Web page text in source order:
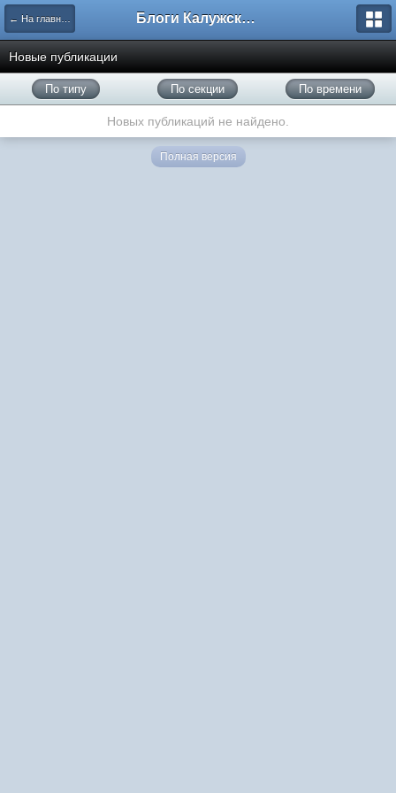
← На главную Блоги Калужского перекрестка
Новые публикации
По типу По секции По времени
Новых публикаций не найдено.
Полная версия